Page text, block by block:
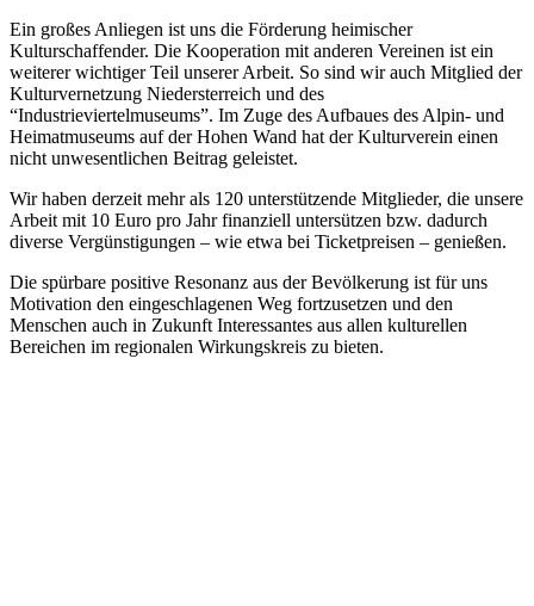
Ein großes Anliegen ist uns die Förderung heimischer
Kulturschaffender. Die Kooperation mit anderen Vereinen ist ein
weiterer wichtiger Teil unserer Arbeit. So sind wir auch Mitglied der
Kulturvernetzung Niedersterreich und des
“Industrieviertelmuseums”. Im Zuge des Aufbaues des Alpin- und
Heimatmuseums auf der Hohen Wand hat der Kulturverein einen
nicht unwesentlichen Beitrag geleistet.
Wir haben derzeit mehr als 120 unterstützende Mitglieder, die unsere
Arbeit mit 10 Euro pro Jahr finanziell untersützen bzw. dadurch
diverse Vergünstigungen – wie etwa bei Ticketpreisen – genießen.
Die spürbare positive Resonanz aus der Bevölkerung ist für uns
Motivation den eingeschlagenen Weg fortzusetzen und den
Menschen auch in Zukunft Interessantes aus allen kulturellen
Bereichen im regionalen Wirkungskreis zu bieten.